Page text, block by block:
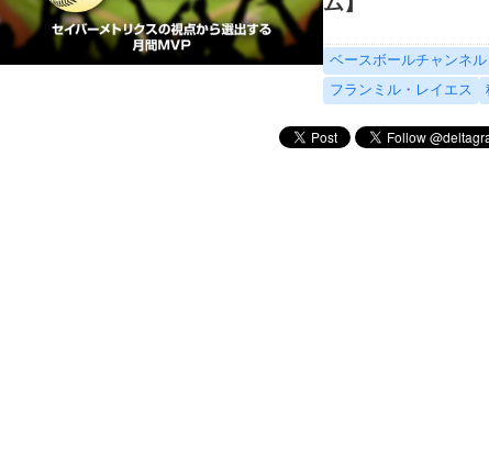
ベースボールチャンネル
フランミル・レイエス